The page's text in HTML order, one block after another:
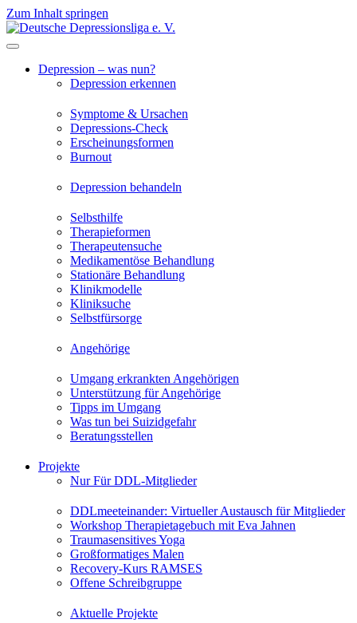
Zum Inhalt springen
Depression – was nun?
Depression erkennen
Symptome & Ursachen
Depressions-Check
Erscheinungsformen
Burnout
Depression behandeln
Selbsthilfe
Therapieformen
Therapeutensuche
Medikamentöse Behandlung
Stationäre Behandlung
Klinikmodelle
Kliniksuche
Selbstfürsorge
Angehörige
Umgang erkrankten Angehörigen
Unterstützung für Angehörige
Tipps im Umgang
Was tun bei Suizidgefahr
Beratungsstellen
Projekte
Nur Für DDL-Mitglieder
DDLmeeteinander: Virtueller Austausch für Mitglieder
Workshop Therapietagebuch mit Eva Jahnen
Traumasensitives Yoga
Großformatiges Malen
Recovery-Kurs RAMSES
Offene Schreibgruppe
Aktuelle Projekte